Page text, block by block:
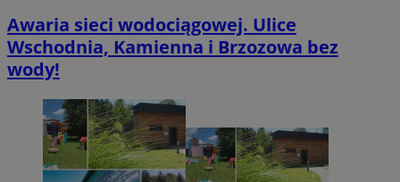
Awaria sieci wodociągowej. Ulice
Wschodnia, Kamienna i Brzozowa bez
wody!